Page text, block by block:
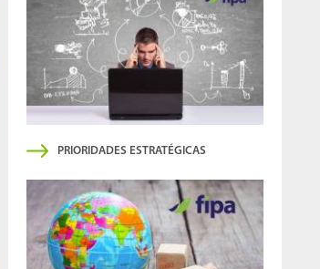
PRIORIDADES ESTRATÉGICAS